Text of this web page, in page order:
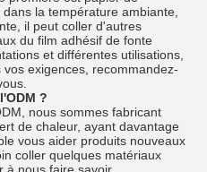
la température ambiante,
il peut coller d'autres
du film adhésif de fonte
et différentes utilisations,
exigences, recommandez-
?
nous sommes fabricant
de chaleur, ayant davantage
vous aider produits nouveaux
coller quelques matériaux
à nous faire savoir.